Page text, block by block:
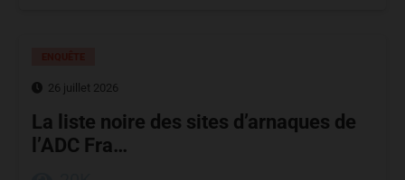
26 juillet 2026
La liste noire des sites d’arnaques de
l’ADC Fra…